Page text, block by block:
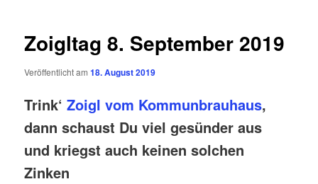
Zoigltag 8. September 2019
Veröffentlicht am18. August 2019
Trink‘Zoigl vom Kommunbrauhaus,
dann schaust Du viel gesünder aus
und kriegst auch keinen solchen
Zinken